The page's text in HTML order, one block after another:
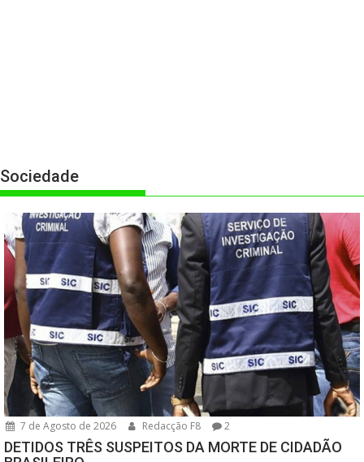
Sociedade
7 de Agosto de 2026 Redacção F8 2
DETIDOS TRÊS SUSPEITOS DA MORTE DE CIDADÃO